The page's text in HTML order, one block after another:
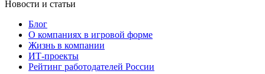
Новости и статьи
Блог
О компаниях в игровой форме
Жизнь в компании
ИТ-проекты
Рейтинг работодателей России